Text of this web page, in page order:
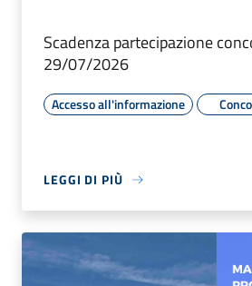
Scadenza partecipazione
29/07/2026
Accesso all'informazione
LEGGI DI PIÙ